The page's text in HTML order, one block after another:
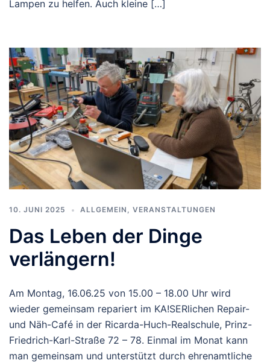
Lampen zu helfen. Auch kleine […]
10. JUNI 2025 ALLGEMEIN , VERANSTALTUNGEN
Das Leben der Dinge
verlängern!
Am Montag, 16.06.25 von 15.00 – 18.00 Uhr wird
wieder gemeinsam repariert im KA!SERlichen Repair-
und Näh-Café in der Ricarda-Huch-Realschule, Prinz-
Friedrich-Karl-Straße 72 – 78. Einmal im Monat kann
man gemeinsam und unterstützt durch ehrenamtliche